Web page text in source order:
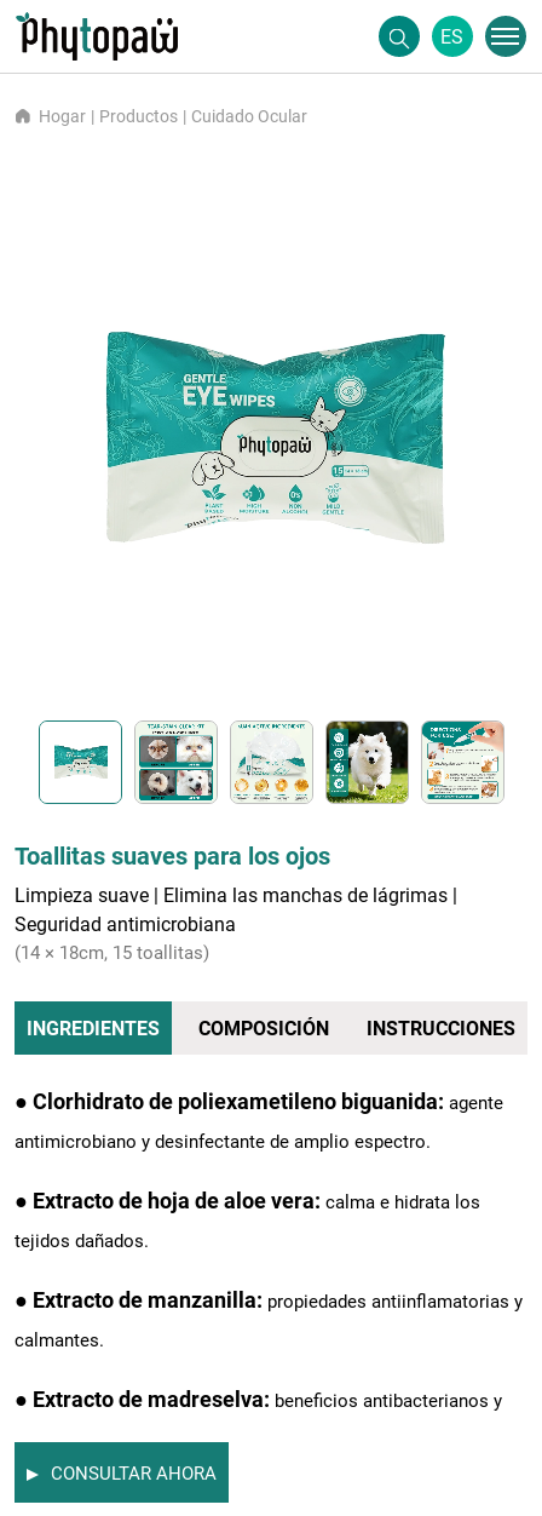
ES
Hogar Productos Cuidado Ocular
Toallitas suaves para los ojos
Limpieza suave | Elimina las manchas de lágrimas |
Seguridad antimicrobiana
(14 × 18cm, 15 toallitas)
INGREDIENTES COMPOSICIÓN INSTRUCCIONES
● Clorhidrato de poliexametileno biguanida: agente
antimicrobiano y desinfectante de amplio espectro.
● Extracto de hoja de aloe vera: calma e hidrata los
tejidos dañados.
● Extracto de manzanilla: propiedades antiinflamatorias y
calmantes.
● Extracto de madreselva: beneficios antibacterianos y
desintoxicantes naturales.
● Tocoferol (vitamina E):
CONSULTAR AHORA